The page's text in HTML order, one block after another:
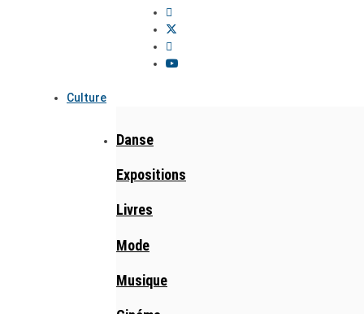
Culture
Danse
Expositions
Livres
Mode
Musique